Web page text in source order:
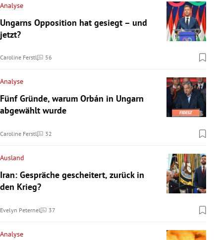
Analyse
Ungarns Opposition hat gesiegt – und
jetzt?
Caroline Ferstl 56
Kommentare
Analyse
Fünf Gründe, warum Orbán in Ungarn
abgewählt wurde
Caroline Ferstl 32
Kommentare
Ausland
Iran: Gespräche gescheitert, zurück in
den Krieg?
Evelyn Peternel 37
Kommentare
Analyse